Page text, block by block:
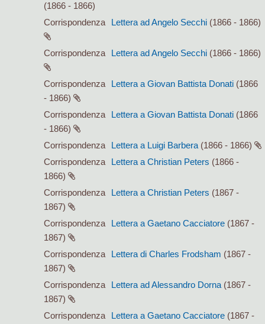
(1866 - 1866)
Corrispondenza
Lettera ad Angelo Secchi (1866 - 1866)
Corrispondenza Lettera ad Angelo Secchi (1866 - 1866)
Corrispondenza Lettera a Giovan Battista Donati (1866
- 1866)
Corrispondenza
Lettera a Giovan Battista Donati (1866
- 1866)
Corrispondenza
Lettera a Luigi Barbera (1866 - 1866)
Corrispondenza
Lettera a Christian Peters (1866 -
1866)
Corrispondenza
Lettera a Christian Peters (1867 -
1867)
Corrispondenza
Lettera a Gaetano Cacciatore (1867 -
1867)
Corrispondenza
Lettera di Charles Frodsham (1867 -
1867)
Corrispondenza
Lettera ad Alessandro Dorna (1867 -
1867)
Corrispondenza
Lettera a Gaetano Cacciatore (1867 -